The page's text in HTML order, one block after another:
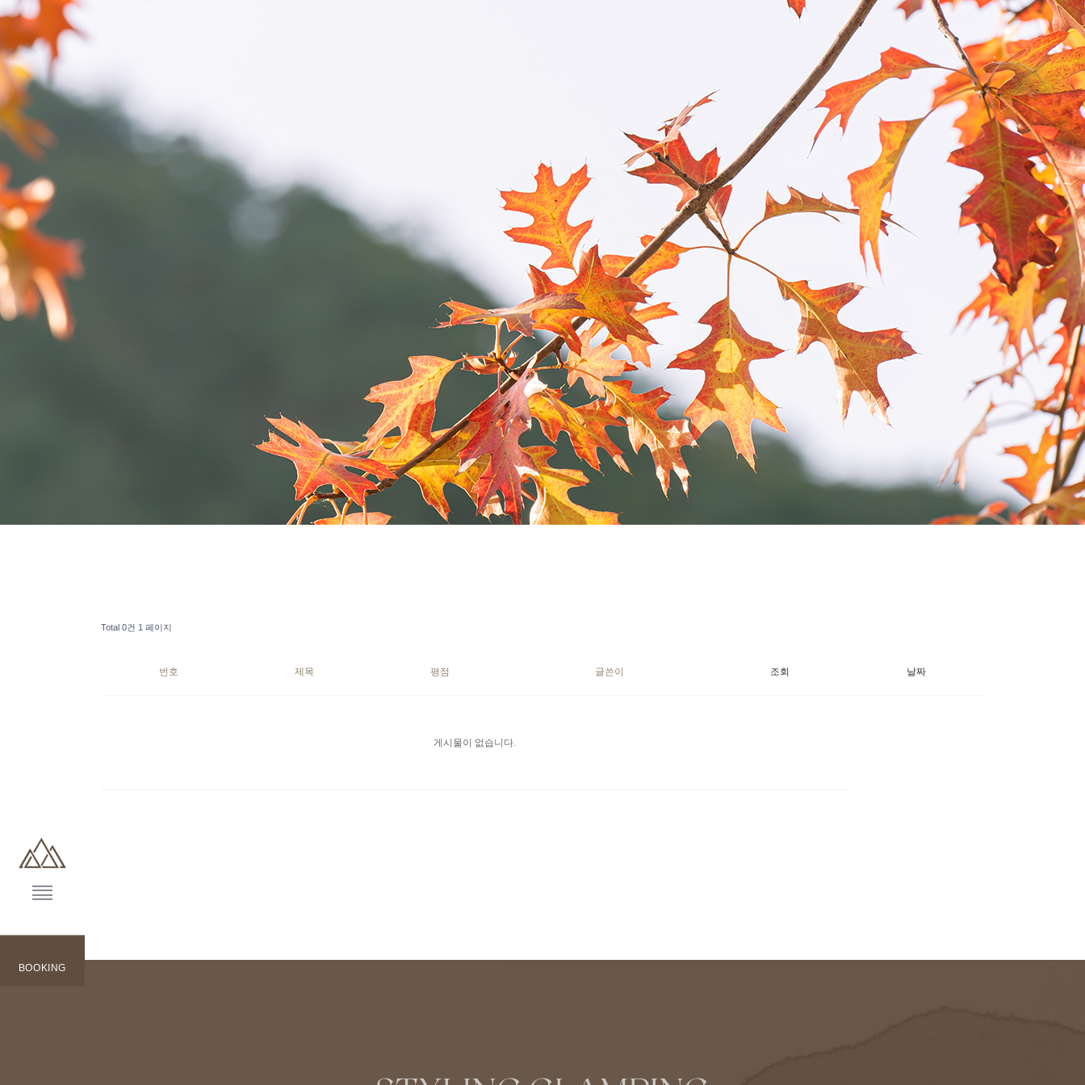
BOOKING
Total 0건 1 페이지
번호 제목 평점 글쓴이 조회 날짜
게시물이 없습니다.